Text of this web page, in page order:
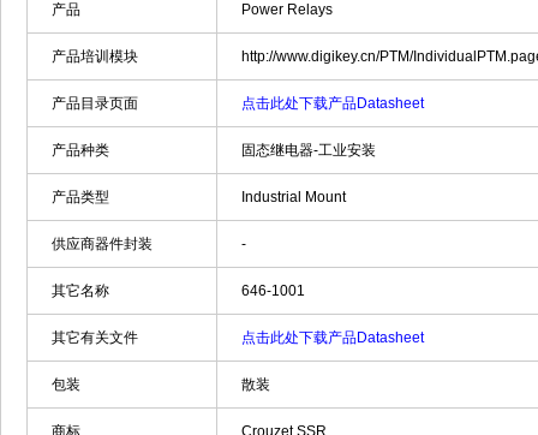
产品 Power Relays
产品培训模块 http://www.digikey.cn/PTM/
产品目录页面 点击此处下载产品Datasheet
产品种类 固态继电器-工业安装
产品类型 Industrial Mount
供应商器件封装 -
其它名称 646-1001
其它有关文件 点击此处下载产品Datasheet
包装 散装
商标 Crouzet SSR